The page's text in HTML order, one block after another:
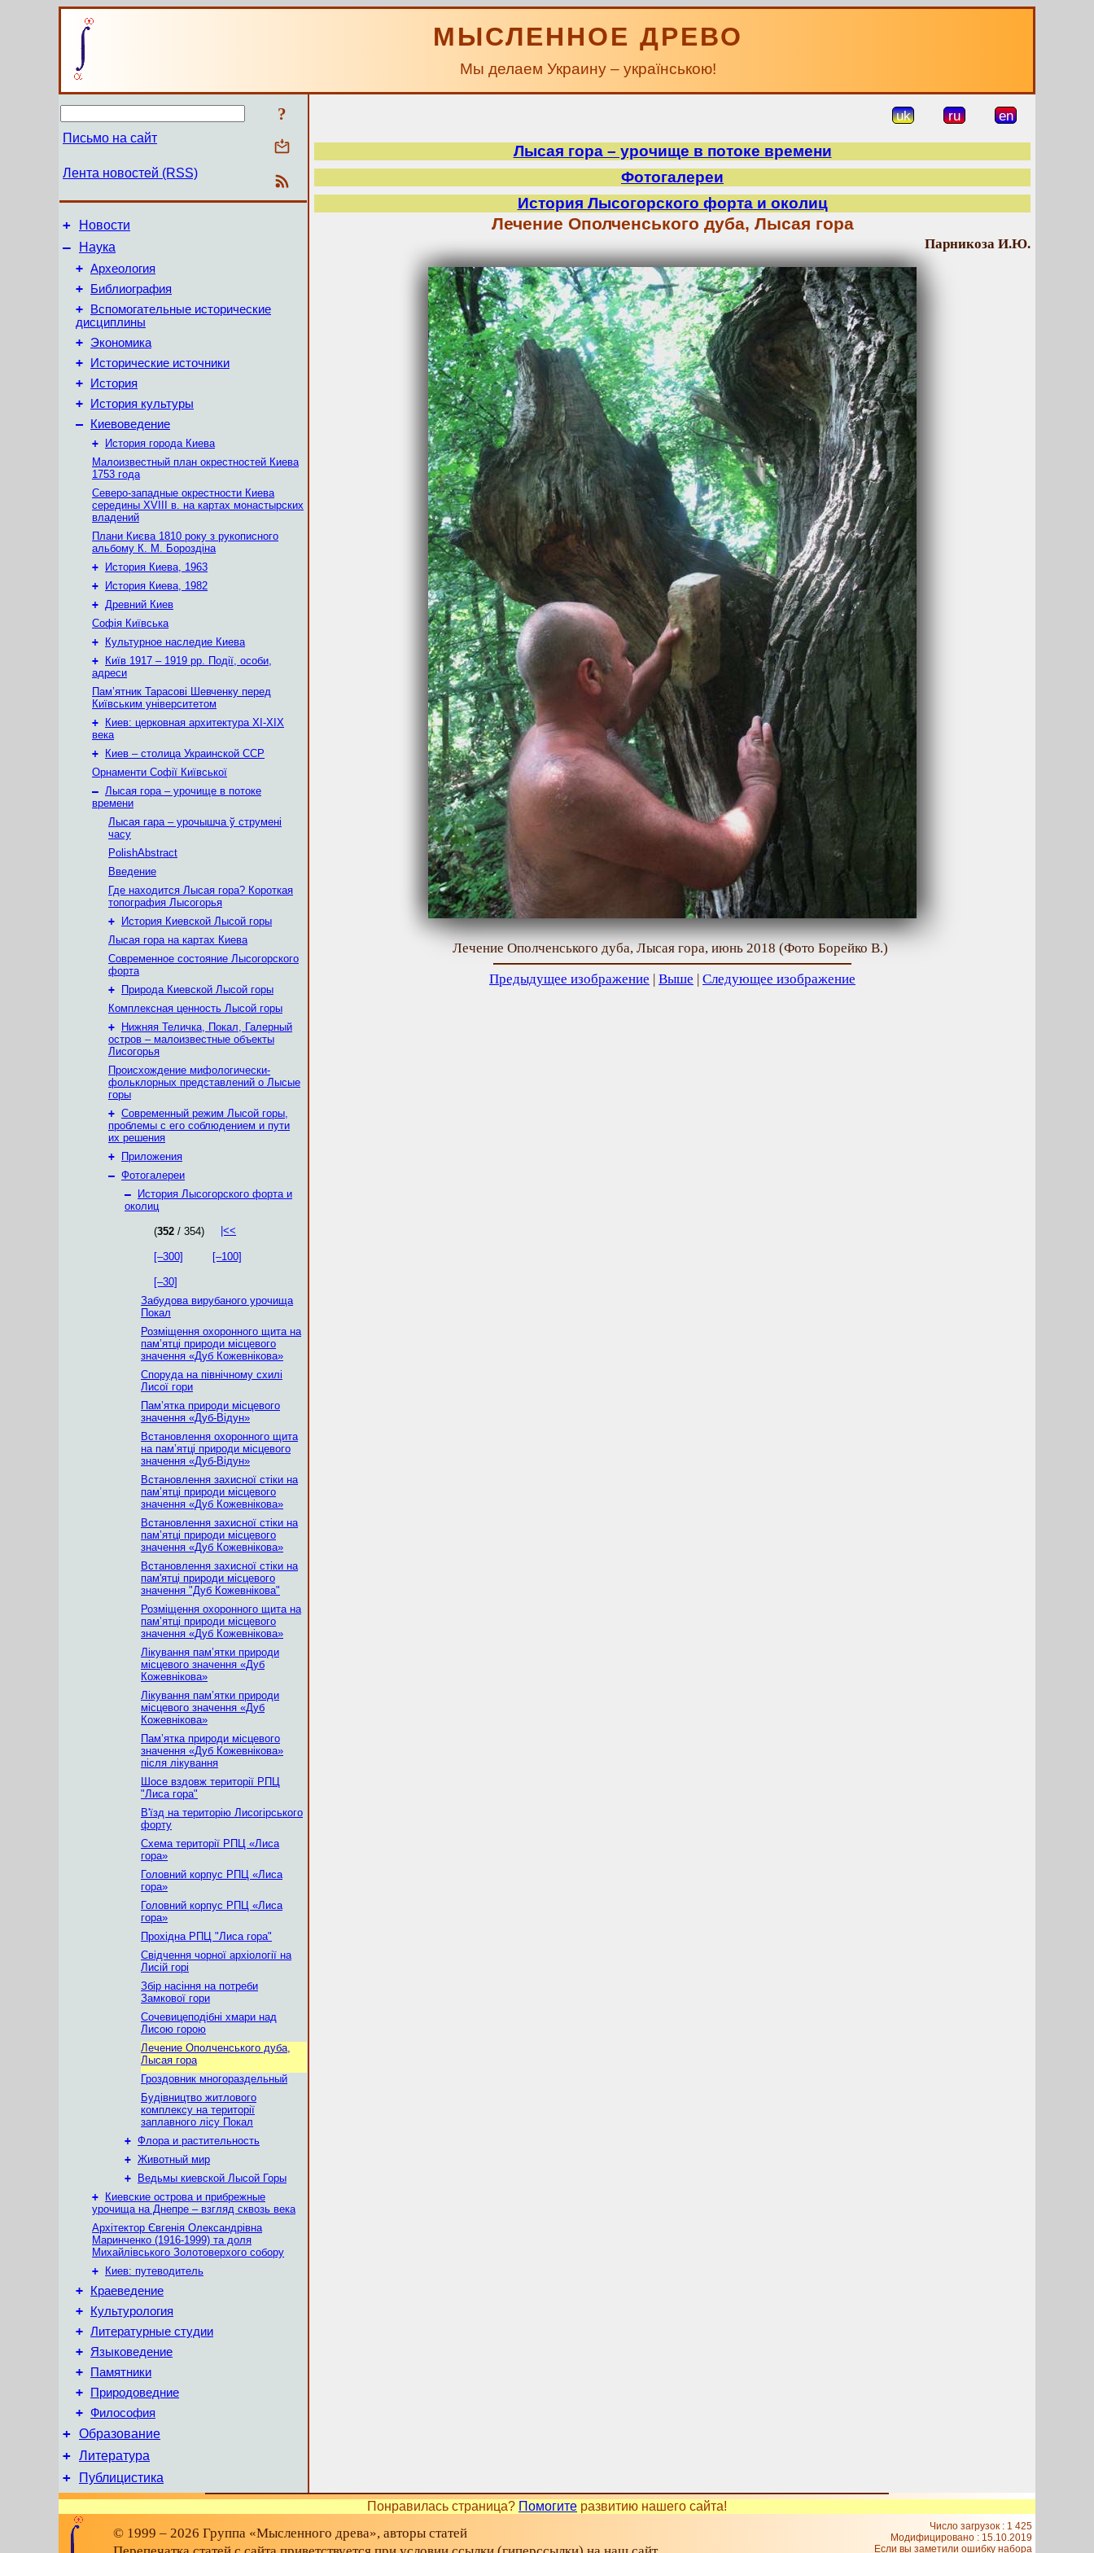
МЫСЛЕННОЕ ДРЕВО
Мы делаем Украину – українською!
?
Письмо на сайт
Лента новостей (RSS)
+ Новости
–
Наука
+ Археология
+ Библиография
+
Вспомогательные исторические
дисциплины
+ Экономика
+ Исторические источники
+ История
+ История культуры
– Киевоведение
+
История города Киева
Малоизвестный план окрестностей Киева
1753 года
Северо-западные окрестности Киева
середины XVIII в. на картах монастырских
владений
Плани Києва 1810 року з рукописного
альбому К. М. Бороздіна
+
История Киева, 1963
+
История Киева, 1982
+ Древний Киев
Софія Київська
+
Культурное наследие Киева
+
Київ 1917 – 1919 рр. Події, особи,
адреси
Пам’ятник Тарасові Шевченку перед
Київським університетом
+
Киев: церковная архитектура XI-XIX
века
+
Киев – столица Украинской ССР
Орнаменти Софії Київської
– Лысая гора – урочище в потоке
времени
Лысая гара – урочышча ў струмені
часу
PolishAbstract
Введение
Где находится Лысая гора? Короткая
топография Лысогорья
+
История Киевской Лысой горы
Лысая гора на картах Киева
Современное состояние Лысогорского
форта
+
Природа Киевской Лысой горы
Комплексная ценность Лысой горы
+
Нижняя Теличка, Покал, Галерный
остров – малоизвестные объекты
Лисогорья
Происхождение мифологически-
фольклорных представлений о Лысые
горы
+ Современный режим Лысой горы,
проблемы с его соблюдением и пути
их решения
+
Приложения
– Фотогалереи
–
История Лысогорского форта и
околиц
(352 / 354) |<<
[–300] [–100]
[–30]
Забудова вирубаного урочища
Покал
Розміщення охоронного щита на
пам’ятці природи місцевого
значення «Дуб Кожевнікова»
Споруда на північному схилі
Лисої гори
Пам’ятка природи місцевого
значення «Дуб-Відун»
Встановлення охоронного щита
на пам’ятці природи місцевого
значення «Дуб-Відун»
Встановлення захисної стіки на
пам’ятці природи місцевого
значення «Дуб Кожевнікова»
Встановлення захисної стіки на
пам’ятці природи місцевого
значення «Дуб Кожевнікова»
Встановлення захисної стіки на
пам'ятці природи місцевого
значення "Дуб Кожевнікова"
Розміщення охоронного щита на
пам’ятці природи місцевого
значення «Дуб Кожевнікова»
Лікування пам’ятки природи
місцевого значення «Дуб
Кожевнікова»
Лікування пам’ятки природи
місцевого значення «Дуб
Кожевнікова»
Пам’ятка природи місцевого
значення «Дуб Кожевнікова»
після лікування
Шосе вздовж території РПЦ
"Лиса гора"
В'їзд на територію Лисогірського
форту
Схема території РПЦ «Лиса
гора»
Головний корпус РПЦ «Лиса
гора»
Головний корпус РПЦ «Лиса
гора»
Прохідна РПЦ "Лиса гора"
Свідчення чорної архіології на
Лисій горі
Збір насіння на потреби
Замкової гори
Сочевицеподібні хмари над
Лисою горою
Лечение Ополченського дуба,
Лысая гора
Гроздовник многораздельный
Будівництво житлового
комплексу на території
заплавного лісу Покал
+ Флора и растительность
+ Животный мир
+
Ведьмы киевской Лысой Горы
+
Киевские острова и прибрежные
урочища на Днепре – взгляд сквозь века
Архітектор Євгенія Олександрівна
Маринченко (1916-1999) та доля
Михайлівського Золотоверхого собору
+
Киев: путеводитель
+ Краеведение
+ Культурология
+ Литературные студии
+ Языковедение
+ Памятники
+ Природоведние
+ Философия
+ Образование
+ Литература
+ Публицистика
uk ru en
Лысая гора – урочище в потоке времени
Фотогалереи
История Лысогорского форта и околиц
Лечение Ополченського дуба, Лысая гора
Парникоза И.Ю.
Лечение Ополченського дуба, Лысая гора, июнь 2018 (Фото Борейко В.)
Предыдущее изображение | Выше | Следующее изображение
Понравилась страница? Помогите развитию нашего сайта!
© 1999 – 2026 Группа «Мысленного древа», авторы статей
Число загрузок : 1 425
Модифицировано : 15.10.2019
Если вы заметили ошибку набора